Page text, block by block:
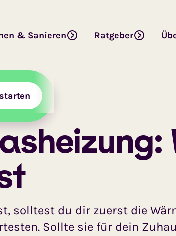
& Sanieren Ratgeber
solltest du dir zuerst die
Sollte sie für dein